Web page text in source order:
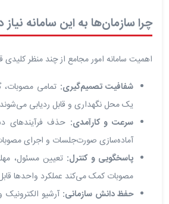
چرا سازمان‌ها به این سامانه
اهمیت سامانه امور مجامع از چند منظر
شفافیت تصمیم‌گیری: تمامی
یک محل نگهداری و قابل ردیابی
سرعت و کارآمدی: حذف فرآیندهای
آماده‌سازی صورت‌جلسات و اجرای
پاسخگویی و کنترل: تعیین مسئول،
مصوبات کمک می‌کند عملکرد واحدها
حفظ دانش سازمانی: آرشیو الکترونیک